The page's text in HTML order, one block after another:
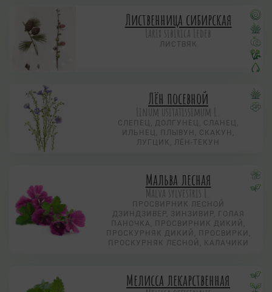
Лиственница сибирская
Larix sibirica Ledeb
ЛИСТВЯК
Лён посевной
Linum usitatissimum L.
СЛЕПЕЦ, ДОЛГУНЕЦ, СЛАНЕЦ,
ИЛЬНЕЦ, ПЛЫВУН, СКАКУН,
ЛУГЦИК, ЛЁН-ТЕКУН
Мальва лесная
Malva sylvestris L.
ПРОСВИРНИК ЛЕСНОЙ
ДЗИНДЗИВЕР, ЗИНЗИВИР, ГОЛАЯ
ПАНОЧКА, ПРОСВИРНИК ДИКИЙ,
ПРОСКУРНЯК ДИКИЙ, ПРОСВИРКИ,
ПРОСКУРНЯК ЛЕСНОЙ, КАЛАЧИКИ
Мелисса лекарственная